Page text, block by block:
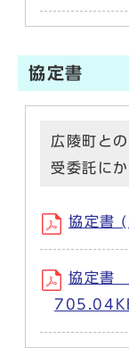
協定書
広陵町と
受委託に
協定書
協定書